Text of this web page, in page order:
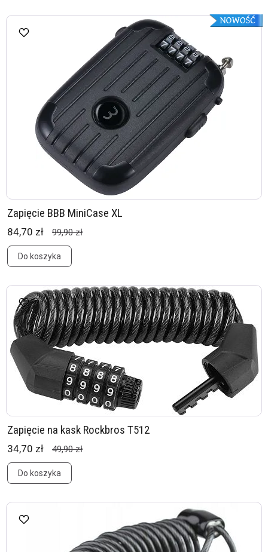
Zapięcie BBB MiniCase XL
84,70 zł 99,90 zł
Do koszyka
Zapięcie na kask Rockbros T512
34,70 zł 49,90 zł
Do koszyka